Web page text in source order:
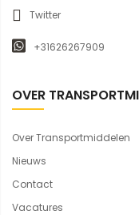
Twitter
+31626267909
OVER
Over Transportmiddelen
Nieuws
Contact
Vacatures